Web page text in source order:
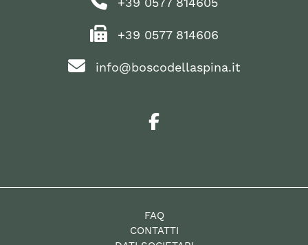
+39 0577 814606
info@boscodellaspina.it
FAQ
CONTATTI